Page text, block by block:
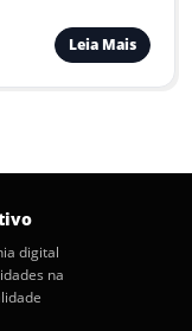
Leia Mais
digital
na